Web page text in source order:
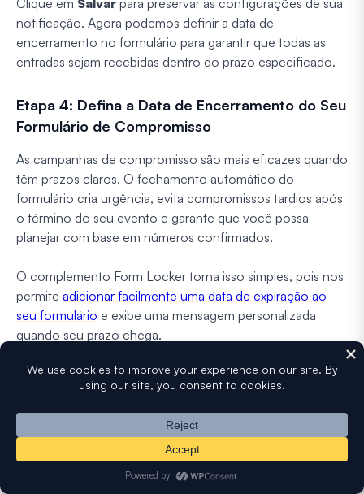
notificação. Agora podemos definir a data de
encerramento no formulário para garantir que todas as
entradas sejam recebidas dentro do prazo especificado.
Etapa 4: Defina a Data de Encerramento do Seu
Formulário de Compromisso
As campanhas de compromisso são mais eficazes quando
têm prazos claros. O fechamento automático do
formulário cria urgência, evita compromissos tardios após
o término do seu evento e garante que você possa
planejar com base em números confirmados.
O complemento Form Locker torna isso simples, pois nos
permite adicionar facilmente uma data de expiração ao
seu formulário e exibe uma mensagem personalizada
quando seu prazo chega.
No painelConfigurações no construtor de formulários,
Form Locker e, em seguida, ative
Agendamento de formulário.